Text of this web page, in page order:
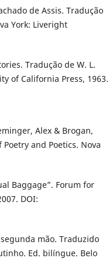
de Assis. Tradução
York: Liveright
Tradução de W. L.
of California Press, 1963.
Alex & Brogan,
and Poetics. Nova
Baggage”. Forum for
DOI:
mão. Traduzido
Ed. bilíngue. Belo